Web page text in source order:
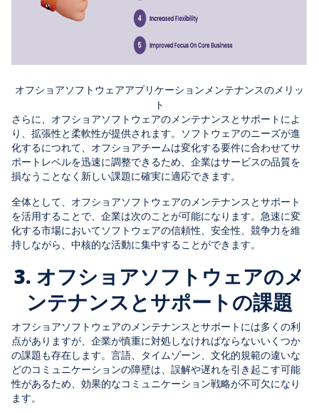
オフショアソフトウェアアプリケーションメンテナンスのメリッ
ト
さらに、オフショアソフトウェアのメンテナンスとサポートによ
り、拡張性と柔軟性が提供されます。ソフトウェアのニーズが進
化するにつれて、オフショアチームは変化する要件に合わせてサ
ポートレベルを迅速に調整できるため、企業はサービスの品質を
損なうことなく新しい課題に確実に適応できます。
全体として、オフショアソフトウェアのメンテナンスとサポート
を活用することで、企業は次のことが可能になります。急速に変
化する市場においてソフトウェアの信頼性、安全性、競争力を維
持しながら、中核的な活動に集中することができます。
3. オフショアソフトウェアのメ
ンテナンスとサポートの課題
オフショアソフトウェアのメンテナンスとサポートには多くの利
点がありますが、企業が慎重に対処しなければならないいくつか
の課題も存在します。言語、タイムゾーン、文化的規範の違いな
どのコミュニケーションの障壁は、誤解や遅れを引き起こす可能
性があるため、効果的なコミュニケーション戦略が不可欠になり
ます。